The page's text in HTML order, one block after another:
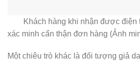
Khách hàng khi nhận được điện
xác minh cẩn thận đơn hàng (Ảnh
Một chiêu trò khác là đối tượng giả